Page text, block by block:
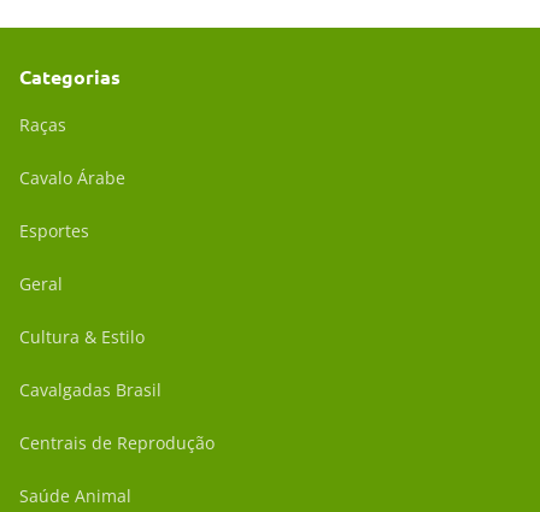
Categorias
Raças
Cavalo Árabe
Esportes
Geral
Cultura & Estilo
Cavalgadas Brasil
Centrais de Reprodução
Saúde Animal